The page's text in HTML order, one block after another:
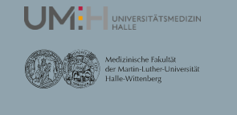
Was ist Demenz in einfachen Worten?
Welche Formen treten am häufigsten auf?